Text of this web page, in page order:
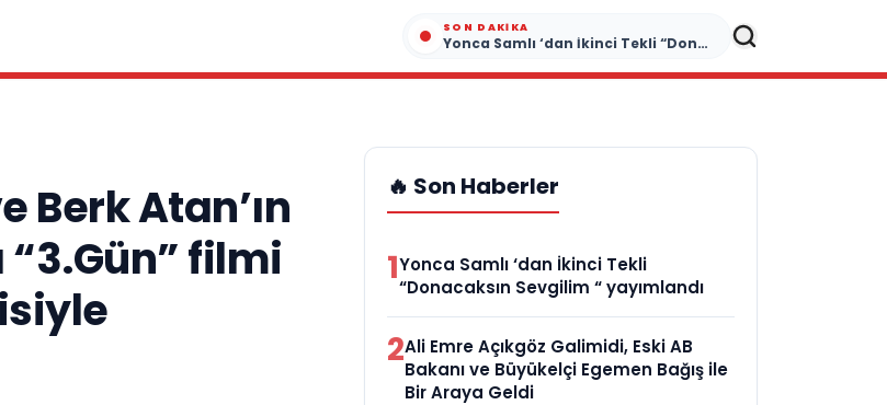
SON DAKIKA
Yonca Samlı ‘dan İkinci Tekli “Donacaksın Sevgilim “ yayımlandı
Berk Atan’ın
filmi
🔥 Son Haberler
1Yonca Samlı ‘dan İkinci Tekli
“Donacaksın Sevgilim “ yayımlandı
2Ali Emre Açıkgöz Galimidi, Eski AB
Bakanı ve Büyükelçi Egemen Bağış ile
Bir Araya Geldi